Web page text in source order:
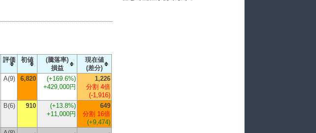
評価 初値
(騰落率)
損益
現在値
(差分)
A(9) 6,820 (+169.6%)
+429,000円
1,226
分割 4倍
(-1,916)
B(6) 910 (+13.8%)
+11,000円
649
分割 16倍
(+9,474)